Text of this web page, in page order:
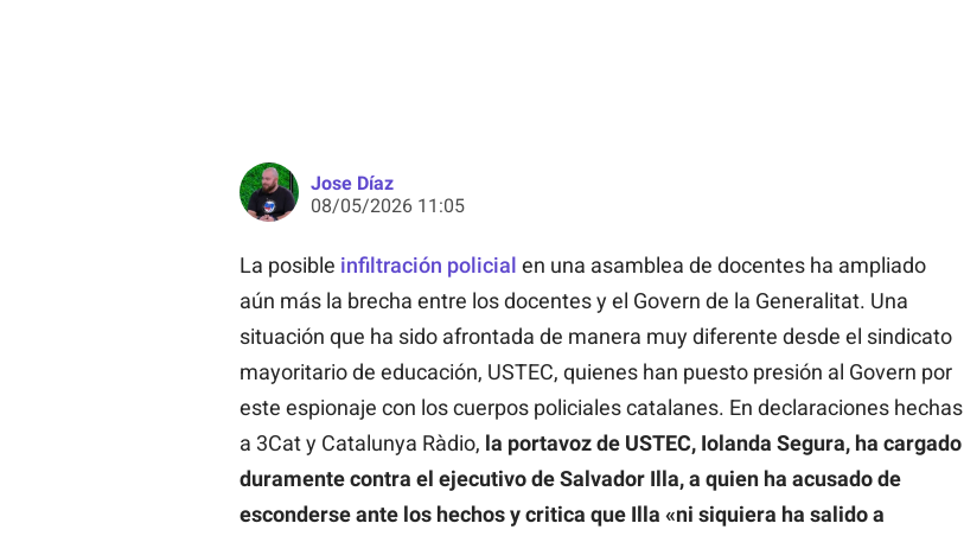
Jose Díaz
08/05/2026 11:05
La posible infiltración policial en una asamblea de docentes ha ampliado
aún más la brecha entre los docentes y el Govern de la Generalitat. Una
situación que ha sido afrontada de manera muy diferente desde el sindicato
mayoritario de educación, USTEC, quienes han puesto presión al Govern por
este espionaje con los cuerpos policiales catalanes. En declaraciones hechas
a 3Cat y Catalunya Ràdio, la portavoz de USTEC, Iolanda Segura, ha cargado
duramente contra el ejecutivo de Salvador Illa, a quien ha acusado de
esconderse ante los hechos y critica que Illa «ni siquiera ha salido a